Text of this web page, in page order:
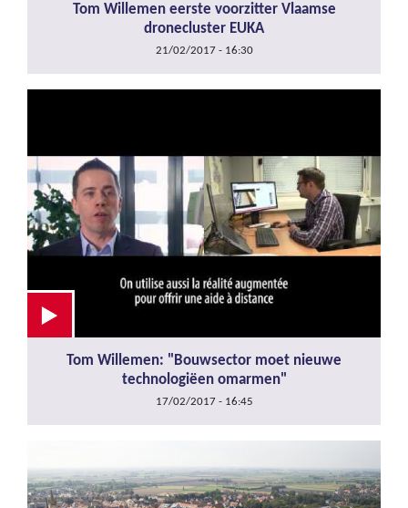
Tom Willemen eerste voorzitter Vlaamse
dronecluster EUKA
21/02/2017 - 16:30
Tom Willemen: "Bouwsector moet nieuwe
technologiëen omarmen"
17/02/2017 - 16:45